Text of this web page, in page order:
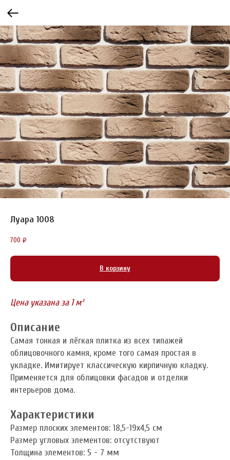
Луара 1008
700 ₽
В корзину
Цена указана за 1 м²
Описание
Самая тонкая и лёгкая плитка из всех типажей
облицовочного камня, кроме того самая простая в
укладке. Имитирует классическую кирпичную кладку.
Применяется для облицовки фасадов и отделки
интерьеров дома.
Характеристики
Размер плоских элементов: 18,5-19x4,5 см
Размер угловых элементов: отсутствуют
Толщина элементов: 5 - 7 мм